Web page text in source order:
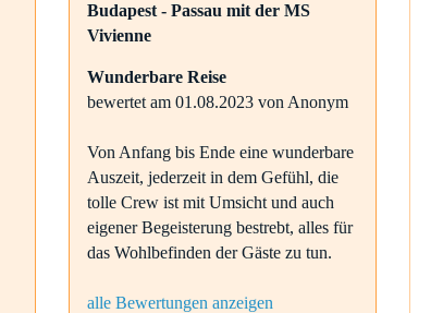
Budapest - Passau mit der MS
Vivienne
Wunderbare Reise
bewertet am 01.08.2023 von Anonym
Von Anfang bis Ende eine wunderbare
Auszeit, jederzeit in dem Gefühl, die
tolle Crew ist mit Umsicht und auch
eigener Begeisterung bestrebt, alles für
das Wohlbefinden der Gäste zu tun.
alle Bewertungen anzeigen